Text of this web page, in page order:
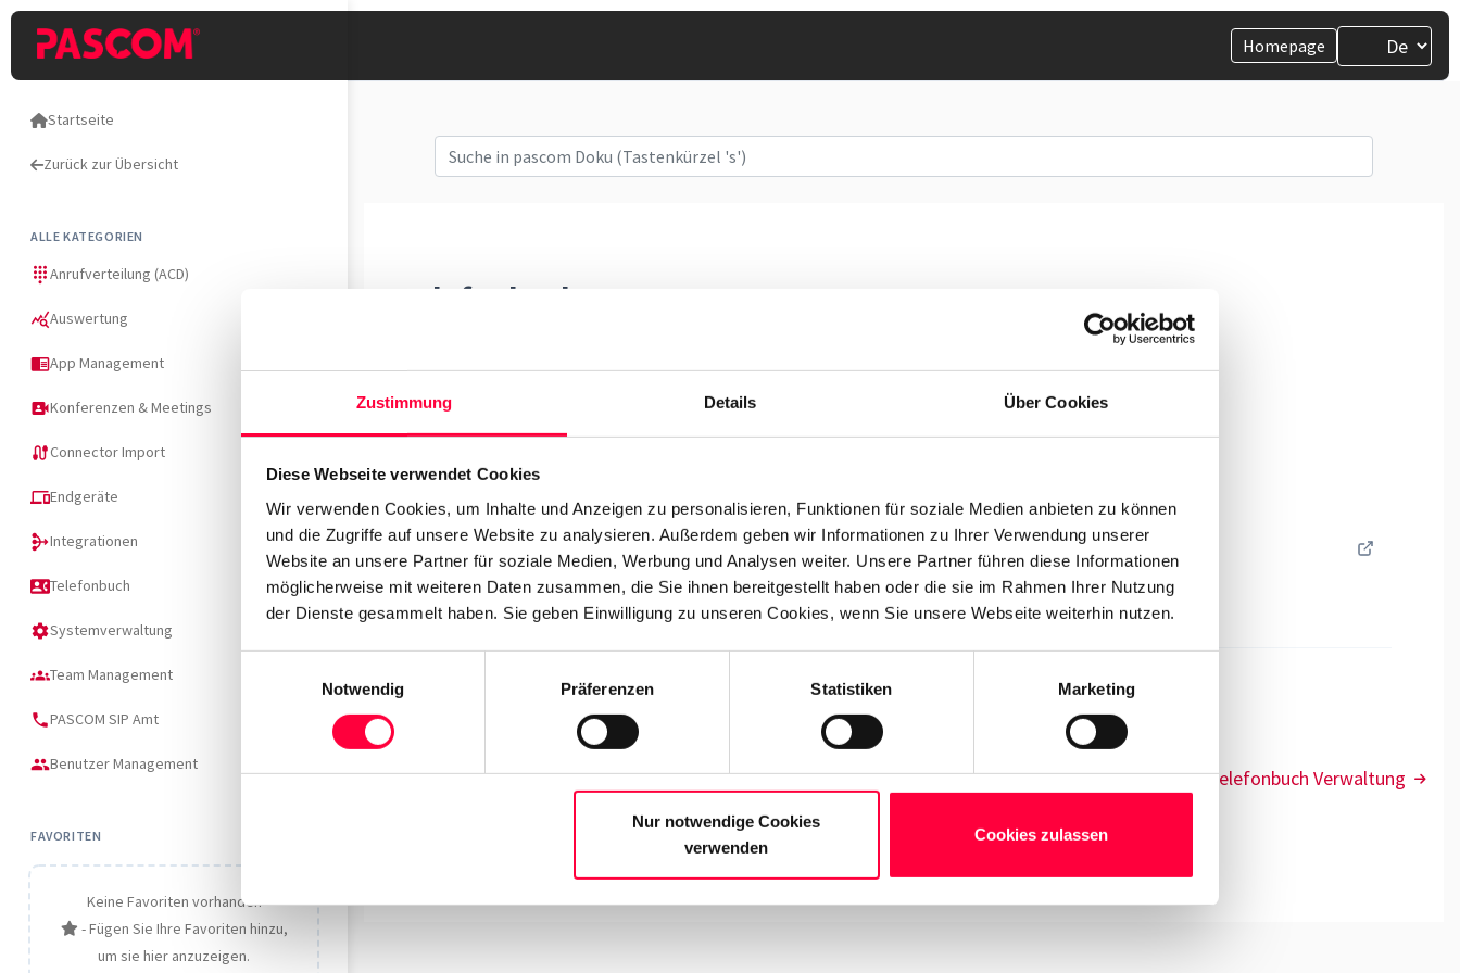
Zustimmung Details Über Cookies
Diese Webseite verwendet Cookies
Wir verwenden Cookies, um Inhalte und Anzeigen zu personalisieren, Funktionen für soziale Medien anbieten zu können
und die Zugriffe auf unsere Website zu analysieren. Außerdem geben wir Informationen zu Ihrer Verwendung unserer
Website an unsere Partner für soziale Medien, Werbung und Analysen weiter. Unsere Partner führen diese Informationen
möglicherweise mit weiteren Daten zusammen, die Sie ihnen bereitgestellt haben oder die sie im Rahmen Ihrer Nutzung
der Dienste gesammelt haben. Sie geben Einwilligung zu unseren Cookies, wenn Sie unsere Webseite weiterhin nutzen.
Notwendig
Präferenzen Statistiken Marketing
Nur notwendige Cookies
verwenden
Cookies zulassen
Homepage
Startseite
Zurück zur Übersicht
ALLE KATEGORIEN
dialpadAnrufverteilung (ACD)
query_statsAuswertung
chrome_reader_modeApp Management
video_camera_frontKonferenzen & Meetings
cableConnector Import
devicesEndgeräte
mediationIntegrationen
contact_phoneTelefonbuch
settingsSystemverwaltung
groupsTeam Management
phonePASCOM SIP Amt
peopleBenutzer Management
FAVORITEN
Keine Favoriten vorhanden
- Fügen Sie Ihre Favoriten hinzu,
um sie hier anzuzeigen.
Telefonbuch
Telefonbuch Verwaltung
Auf PASCOM steht Ihnen ein globales Telefonbuch zur Verfügung.
Cloud• 3 Min. Lesedauer
PASCOM Direct Telefonbuch Verwaltung